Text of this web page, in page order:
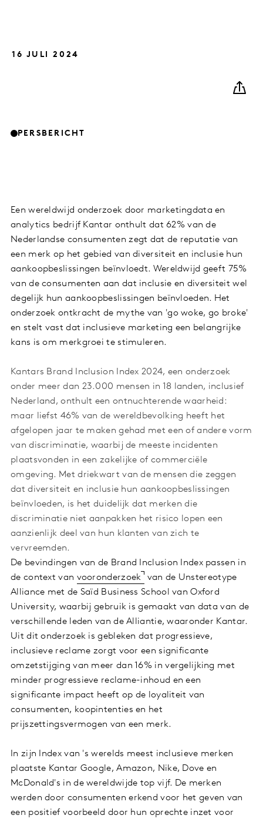
16 JULI 2024
PERSBERICHT
Een wereldwijd onderzoek door marketingdata en
analytics bedrijf Kantar onthult dat 62% van de
Nederlandse consumenten zegt dat de reputatie van
een merk op het gebied van diversiteit en inclusie hun
aankoopbeslissingen beïnvloedt. Wereldwijd geeft 75%
van de consumenten aan dat inclusie en diversiteit wel
degelijk hun aankoopbeslissingen beïnvloeden. Het
onderzoek ontkracht de mythe van 'go woke, go broke'
en stelt vast dat inclusieve marketing een belangrijke
kans is om merkgroei te stimuleren.
Kantars Brand Inclusion Index 2024, een onderzoek
onder meer dan 23.000 mensen in 18 landen, inclusief
Nederland, onthult een ontnuchterende waarheid:
maar liefst 46% van de wereldbevolking heeft het
afgelopen jaar te maken gehad met een of andere vorm
van discriminatie, waarbij de meeste incidenten
plaatsvonden in een zakelijke of commerciële
omgeving. Met driekwart van de mensen die zeggen
dat diversiteit en inclusie hun aankoopbeslissingen
beïnvloeden, is het duidelijk dat merken die
discriminatie niet aanpakken het risico lopen een
aanzienlijk deel van hun klanten van zich te
vervreemden.
De bevindingen van de Brand Inclusion Index passen in
de context van vooronderzoek
van de Unstereotype
Alliance met de Saïd Business School van Oxford
University, waarbij gebruik is gemaakt van data van de
verschillende leden van de Alliantie, waaronder Kantar.
Uit dit onderzoek is gebleken dat progressieve,
inclusieve reclame zorgt voor een significante
omzetstijging van meer dan 16% in vergelijking met
minder progressieve reclame-inhoud en een
significante impact heeft op de loyaliteit van
consumenten, koopintenties en het
prijszettingsvermogen van een merk.
In zijn Index van 's werelds meest inclusieve merken
plaatste Kantar Google, Amazon, Nike, Dove en
McDonald's in de wereldwijde top vijf. De merken
werden door consumenten erkend voor het geven van
een positief voorbeeld door hun oprechte inzet voor